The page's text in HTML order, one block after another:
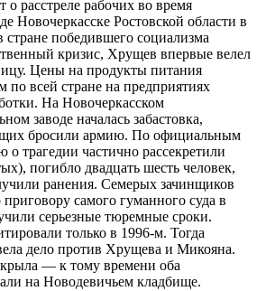
о расстреле рабочих во время
Новочеркасске Ростовской области в
стране победившего социализма
кризис, Хрущев впервые велел
Цены на продукты питания
по всей стране на предприятиях
На Новочеркасском
заводе началась забастовка,
бросили армию. По официальным
трагедии частично рассекретили
погибло двадцать шесть человек,
ранения. Семерых зачинщиков
приговору самого гуманного суда в
серьезные тюремные сроки.
только в 1996‑м. Тогда
дело против Хрущева и Микояна.
— к тому времени оба
на Новодевичьем кладбище.